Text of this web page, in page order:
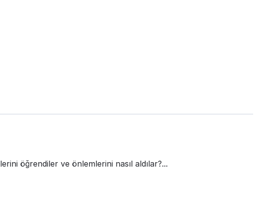
öğrendiler ve önlemlerini nasıl aldılar?...